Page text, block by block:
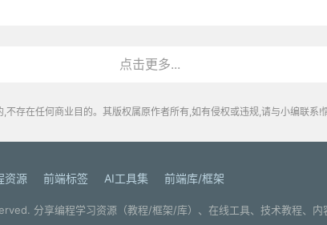
点击更多...
不存在任何商业目的。其版权属原作者所有,如有侵权或违规,请与小编联系!
资源 前端标签 AI工具集 前端库/框架
分享编程学习资源（教程/框架/库）、在线工具、技术教程、内